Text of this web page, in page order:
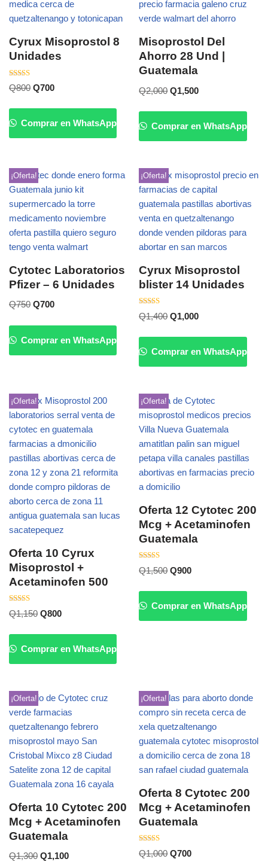
Cyrux Misoprostol 8
Unidades
Valorado
con
Q800 Q700
Comprar en WhatsApp
Misoprostol Del
Ahorro 28 Und |
Guatemala
Q2,000 Q1,500
Comprar en WhatsApp
¡Oferta!
Cytotec Laboratorios
Pfizer – 6 Unidades
Q750 Q700
Comprar en WhatsApp
¡Oferta!
Cyrux Misoprostol
blister 14 Unidades
Valorado
con
Q1,400 Q1,000
Comprar en WhatsApp
¡Oferta!
Oferta 10 Cyrux
Misoprostol +
Acetaminofen 500
Valorado
con
Q1,150 Q800
Comprar en WhatsApp
¡Oferta!
Oferta 12 Cytotec 200
Mcg + Acetaminofen
Guatemala
Valorado
con
Q1,500 Q900
Comprar en WhatsApp
¡Oferta!
Oferta 10 Cytotec 200
Mcg + Acetaminofen
Guatemala
Q1,300 Q1,100
¡Oferta!
Oferta 8 Cytotec 200
Mcg + Acetaminofen
Guatemala
Valorado
con
Q1,000 Q700